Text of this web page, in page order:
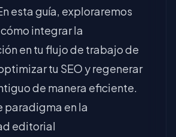
esta guía, exploraremos
integrar la
en tu flujo de trabajo de
tu SEO y regenerar
de manera eficiente.
paradigma en la
editorial